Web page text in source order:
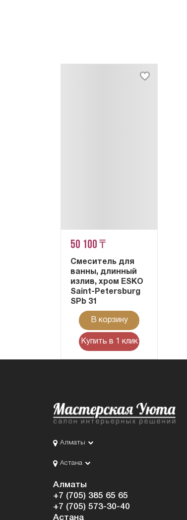
50 100 ₸
Смеситель для
ванны, длинный
излив, хром ESKO
Saint-Petersburg
SPb 31
В корзину
Купить в 1 клик
Алматы
Астана
Алматы
+7 (705) 385 65 65
+7 (705) 573-30-40
Астана